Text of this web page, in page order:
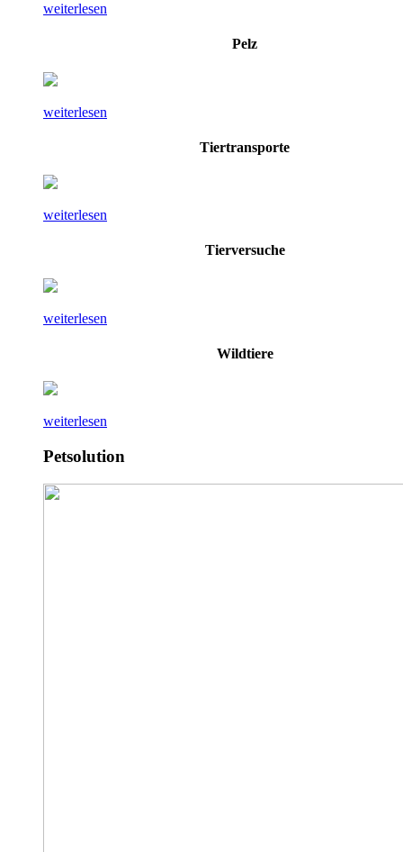
weiterlesen
Pelz
weiterlesen
Tiertransporte
weiterlesen
Tierversuche
weiterlesen
Wildtiere
weiterlesen
Petsolution